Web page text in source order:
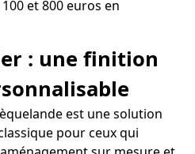
et 800 euros en
: une finition
est une solution
pour ceux qui